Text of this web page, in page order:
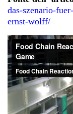
das-szenario-
ernst-wolff/